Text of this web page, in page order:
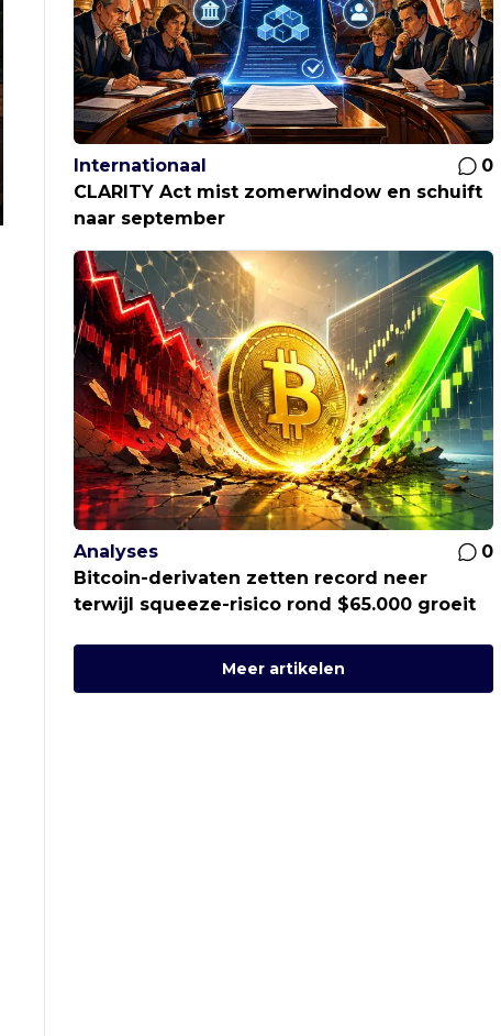
Internationaal
0
CLARITY Act mist zomerwindow en schuift
naar september
Analyses
0
Bitcoin-derivaten zetten record neer
terwijl squeeze-risico rond $65.000 groeit
Meer artikelen